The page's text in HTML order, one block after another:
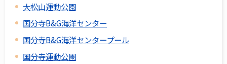
大松山運動公園
国分寺B&G海洋センター
国分寺B&G海洋センタープール
国分寺運動公園